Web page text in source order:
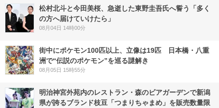
松村北斗と今田美桜、急逝した東野圭吾氏へ誓う「多く
の方へ届けていけたら」
08月04日 14時00分
街中にポケモン100匹以上、立像は19匹 日本橋・八重
洲で“伝説のポケモン”を巡る謎解き
08月05日 15時55分
明治神宮外苑内のレストラン・森のビアガーデンで新潟
県が誇るブランド枝豆「つまりちゃまめ」を販売数量限